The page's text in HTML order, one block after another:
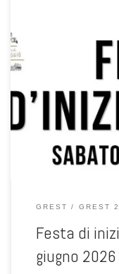
Festa di inizio estate -
GREST GREST
Festa di
giugno 2026